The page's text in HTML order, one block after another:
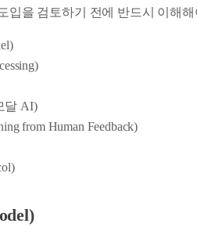
입을 검토하기 전에 반드시 이해
달 AI)
from Human Feedback)